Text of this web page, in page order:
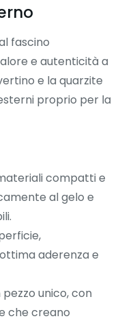
fascino
e autenticità a
e la quarzite
proprio per la
compatti e
al gelo e
aderenza e
unico, con
che creano